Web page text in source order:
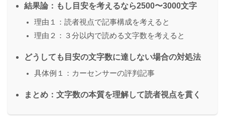
結果論：もし目安を考えるなら2500〜3000文字
理由１：読者視点で記事構成を考えると
理由２：３分以内で読める文字数を考えると
どうしても目安の文字数に達しない場合の対処法
具体例１：カーセンサーの評判記事
まとめ：文字数の本質を理解して読者視点を貫く